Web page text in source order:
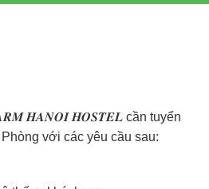
𝑯𝑨𝑵𝑶𝑰 𝑯𝑶𝑺𝑻𝑬𝑳 cần tuyển
với các yêu cầu sau: